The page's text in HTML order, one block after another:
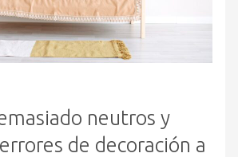
neutros y
de decoración a